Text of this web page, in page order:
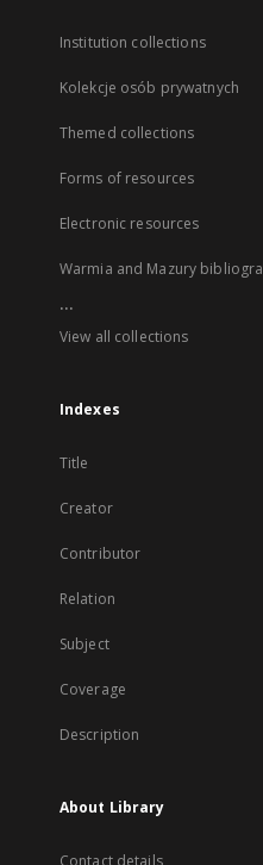
Institution collections
Kolekcje osób prywatnych
Themed collections
Forms of resources
Electronic resources
Warmia and Mazury
...
View all collections
Indexes
Title
Creator
Contributor
Relation
Subject
Coverage
Description
About Library
Contact details